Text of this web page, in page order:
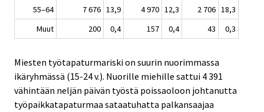
55–64
7 676 13,9 4 970 12,3 2 706 18,3
Muut
200 0,4 157 0,4 43 0,3
Miesten työtapaturmariski on suurin nuorimmassa
ikäryhmässä (15-24 v.). Nuorille miehille sattui 4 391
vähintään neljän päivän työstä poissaoloon johtanutta
työpaikkatapaturmaa sataatuhatta palkansaajaa